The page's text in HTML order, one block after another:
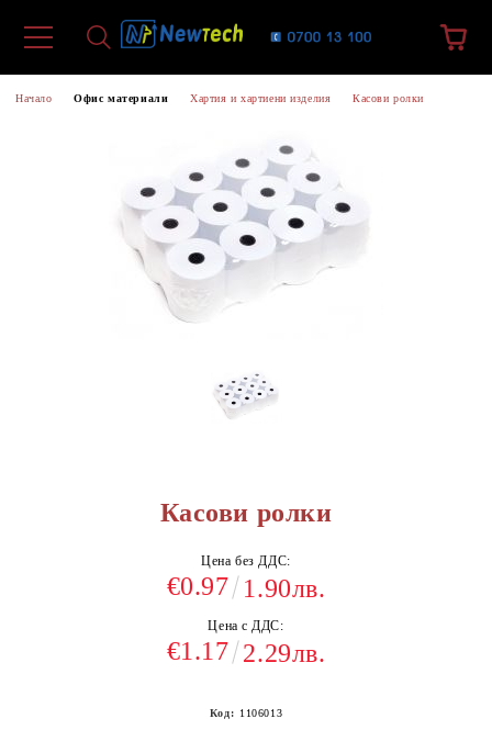
Начало Офис материали Хартия и хартиени изделия Касови ролки
Касови ролки
Цена без ДДС:
€0.97 1.90лв.
Цена с ДДС:
€1.17 2.29лв.
Код: 1106013